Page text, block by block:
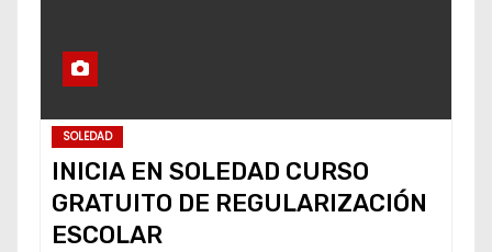
SOLEDAD
INICIA EN SOLEDAD CURSO
GRATUITO DE REGULARIZACIÓN
ESCOLAR